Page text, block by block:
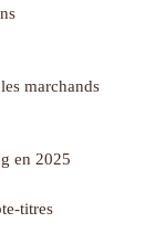
marchands
en 2025
titres